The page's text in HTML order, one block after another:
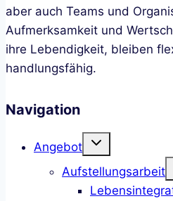
aber auch Teams und
Aufmerksamkeit und
ihre Lebendigkeit, bleiben
handlungsfähig.
Navigation
Angebot
Toggle
child
menu
Aufstellungsarbeit